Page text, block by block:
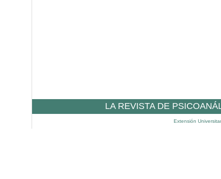
LA REVISTA DE
Extensión